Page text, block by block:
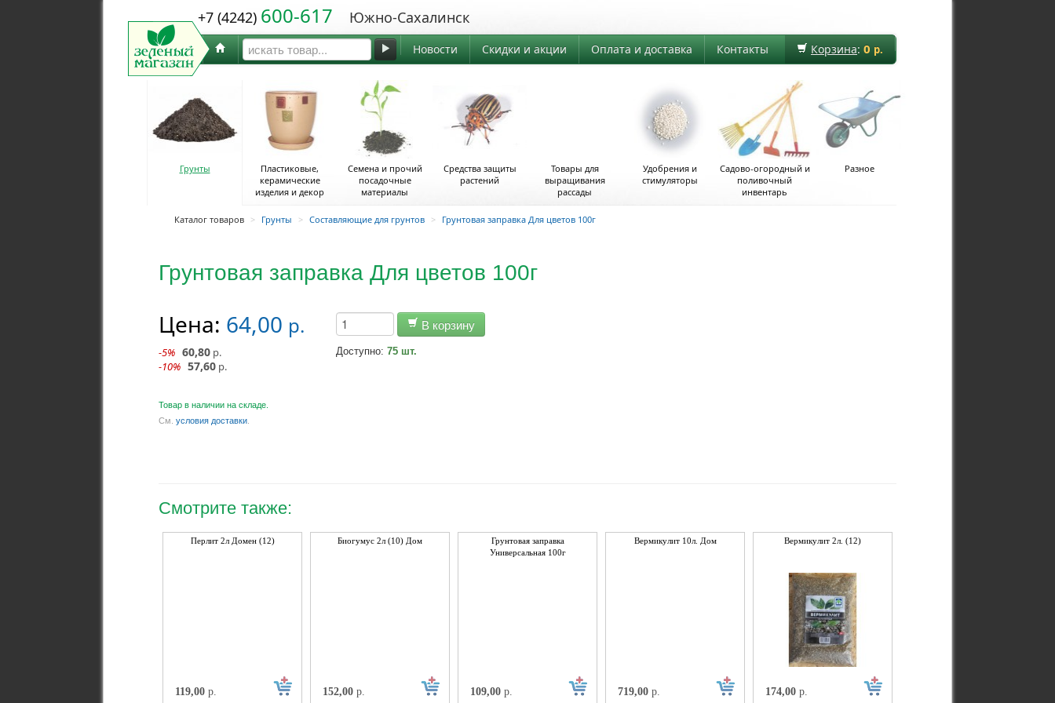
+7 (4242) 600-617 Южно-Сахалинск
Корзина: 0 р.
Новости Скидки и акции Оплата и доставка Контакты
Грунты
Пластиковые,
керамические
изделия и декор
Семена и прочий
посадочные
материалы
Средства защиты
растений
Товары для
выращивания
рассады
Удобрения и
стимуляторы
Садово-огородный и
поливочный
инвентарь
Разное
Каталог товаров > Грунты > Составляющие для грунтов > Грунтовая заправка Для цветов 100г
Грунтовая заправка Для цветов 100г
Цена: 64,00 р.
-5% 60,80 р.
-10% 57,60 р.
В корзину
Доступно: 75 шт.
Товар в наличии на складе.
См. условия доставки
Смотрите также:
Перлит 2л Домен (12)
119,00 р.
Биогумус 2л (10) Дом
152,00 р.
Грунтовая заправка
Универсальная 100г
109,00 р.
Вермикулит 10л. Дом
719,00 р.
Вермикулит 2л. (12)
174,00 р.